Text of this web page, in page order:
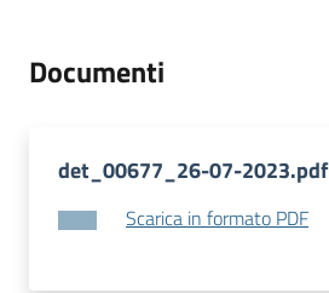
Documenti
det_00677_26-07-2023.pdf
Scarica in formato PDF